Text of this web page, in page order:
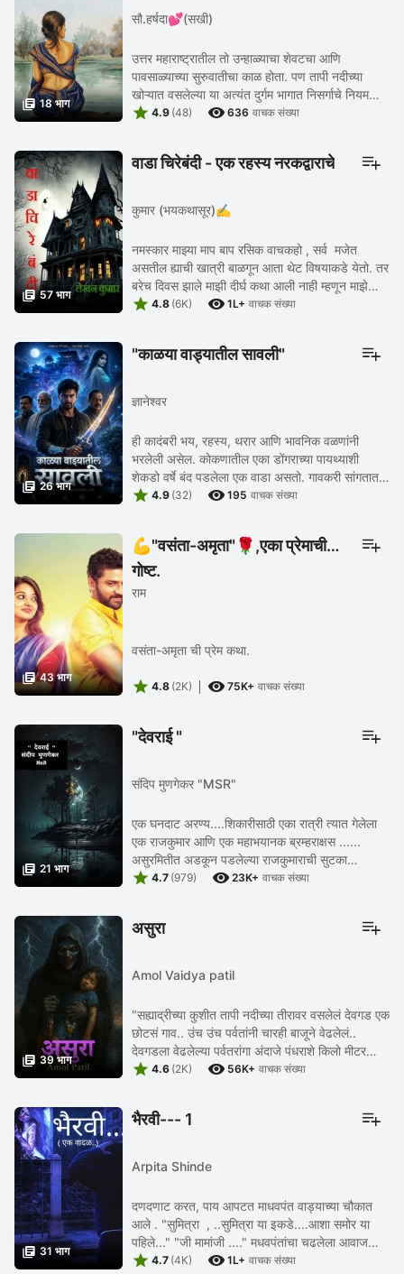
 18 भाग
सौ.हर्षदा💕(सखी)
उत्तर महाराष्ट्रातील तो उन्हाळ्याचा शेवटचा आणि
पावसाळ्याच्या सुरुवातीचा काळ होता. पण तापी नदीच्या
खोऱ्यात वसलेल्या या अत्यंत दुर्गम भागात निसर्गाचे नियम
थोडे वेगळेच असावेत असे वाटत होते. डॉ. समीर ...
 4.9 (48)  636 वाचक संख्या
 57 भाग
वाडा चिरेबंदी - एक रहस्य नरकद्वाराचे
कुमार (भयकथासूर)✍️
नमस्कार माझ्या माप बाप रसिक वाचकहो , सर्व मजेत
असतील ह्याची खात्री बाळगून आता थेट विषयाकडे येतो. तर
बरेच दिवस झाले माझी दीर्घ कथा आली नाही म्हणून माझे
काही वाचक तक्रार करत होते. त्याचे पण ...
 4.8 (6K)  1L+ वाचक संख्या
 26 भाग
"काळया वाड्यातील सावली"
ज्ञानेश्वर
ही कादंबरी भय, रहस्य, थरार आणि भावनिक वळणांनी
भरलेली असेल. कोकणातील एका डोंगराच्या पायथ्याशी
शेकडो वर्षे बंद पडलेला एक वाडा असतो. गावकरी सांगतात
की त्या वाड्यात रात्री पांढऱ्या साडीतली एक स्त्री...
 4.9 (32)  195 वाचक संख्या
 43 भाग
💪"वसंता-अमृता"🌹,एका प्रेमाची
गोष्ट.
राम
वसंता-अमृता ची प्रेम कथा.
 4.8 (2K)  75K+ वाचक संख्या
 21 भाग
"देवराई "
संदिप मुणगेकर "MSR"
एक घनदाट अरण्य....शिकारीसाठी एका रात्री त्यात गेलेला
एक राजकुमार आणि एक महाभयानक ब्रम्हराक्षस ......
असुरमितीत अडकून पडलेल्या राजकुमाराची सुटका
करण्यासाठी तांत्रिक भार्गव, निवृत्त पोलीस ACP ...
 4.7 (979)  23K+ वाचक संख्या
 39 भाग
असुरा
Amol Vaidya patil
"सह्याद्रीच्या कुशीत तापी नदीच्या तीरावर वसलेलं देवगड एक
छोटसं गाव.. उंच उंच पर्वतांनी चारही बाजूने वेढलेलं..
देवगडला वेढलेल्या पर्वतरांगा अंदाजे पंधराशे किलो मीटर
पर्यंत पसरलेल्या... दूर दूर ...
 4.6 (2K)  56K+ वाचक संख्या
 31 भाग
भैरवी--- 1
Arpita Shinde
दणदणाट करत, पाय आपटत माधवपंत वाड्याच्या चौकात
आले . "सुमित्रा , ..सुमित्रा या इकडे....आशा समोर या
पहिले..." "जी मामांजी ...." मधवपंतांचा चढलेला आवाज
ऐकून सुमित्रा घाबरतच पुढे आली... "कुठे आहे ...
 4.7 (4K)  1L+ वाचक संख्या